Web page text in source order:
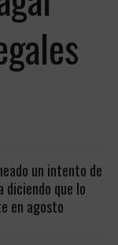
un intento de
diciendo que lo
en agosto